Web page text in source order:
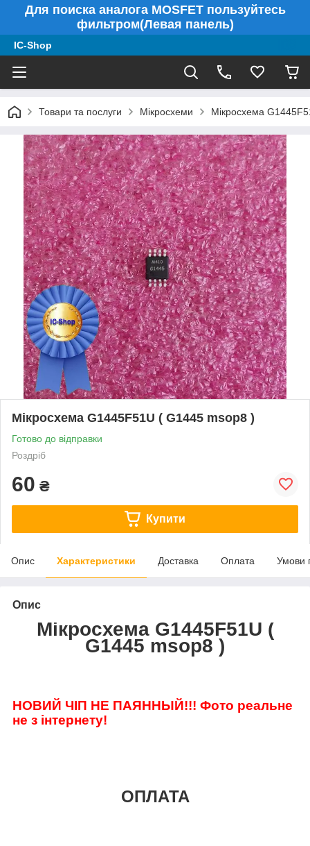
Для поиска аналога MOSFET пользуйтесь
фильтром(Левая панель)
IC-Shop
Товари та послуги Мікросхеми Мікросхема
Мікросхема G1445F51U ( G1445 msop8 )
Готово до відправки
Роздріб
60 ₴
Купити
Опис Характеристики Доставка Оплата Умови
Опис
Мікросхема G1445F51U (
G1445 msop8 )
НОВИЙ ЧІП НЕ ПАЯННЫЙ!!! Фото реальне
не з інтернету!
ОПЛАТА